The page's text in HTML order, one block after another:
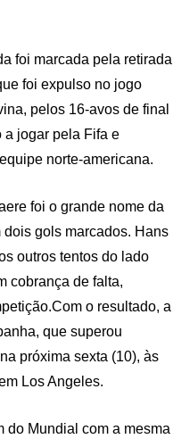
foi marcada pela retirada
foi expulso no jogo
pelos 16-avos de final
a jogar pela Fifa e
norte-americana.
foi o grande nome da
gols marcados. Hans
outros tentos do lado
cobrança de falta,
o resultado, a
que superou
próxima sexta (10), às
Los Angeles.
do Mundial com a mesma